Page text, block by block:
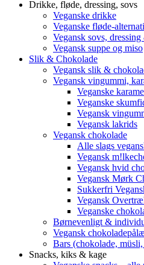
Drikke, fløde, dressing, sovs
Veganske drikke
Veganske fløde-
Vegansk sovs,
Vegansk suppe og miso
Slik & Chokolade
Vegansk slik &
Vegansk vingummi,
Veganske
Veganske
Vegansk
Vegansk lakrids
Vegansk chokolade
Alle slags
Vegansk
Vegansk hvid
Vegansk Mørk
Sukkerfri
Vegansk
Veganske
Børnevenligt &
Vegansk
Bars (chokolade,
Snacks, kiks & kage